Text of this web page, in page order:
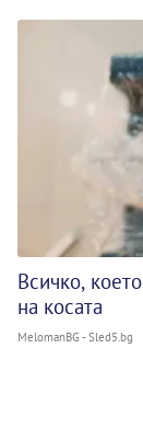
Всичко,
на косата
MelomanBG - Sled5.bg